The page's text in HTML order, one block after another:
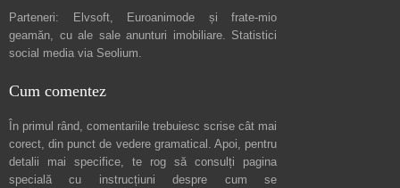
Parteneri: Elvsoft, Euroanimode și frate-mio
geamăn, cu ale sale anunturi imobiliare. Statistici
social media via Seolium.
Cum comentez
În primul rând, comentariile trebuiesc scrise cât mai
corect, din punct de vedere gramatical. Apoi, pentru
detalii mai specifice, te rog să consulți pagina
specială cu instrucțiuni despre cum se